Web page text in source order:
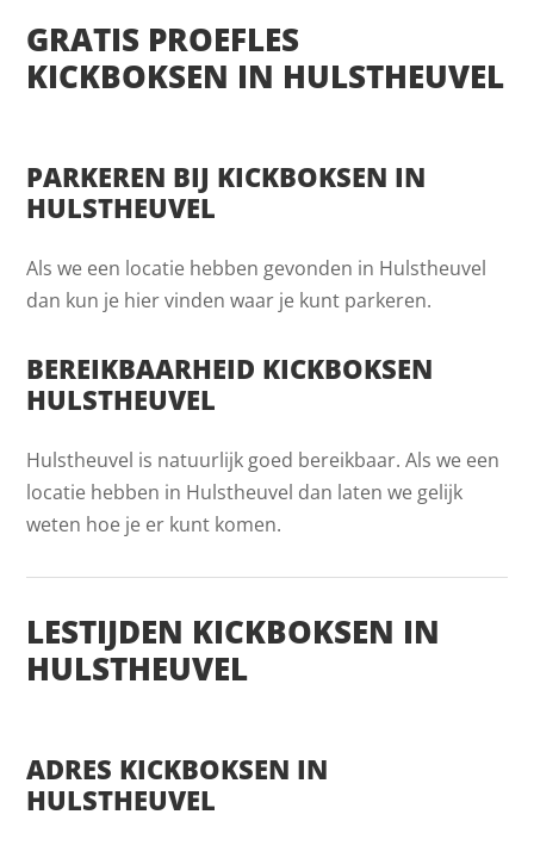
GRATIS PROEFLES
KICKBOKSEN IN HULSTHEUVEL
PARKEREN BIJ KICKBOKSEN IN
HULSTHEUVEL
Als we een locatie hebben gevonden in Hulstheuvel
dan kun je hier vinden waar je kunt parkeren.
BEREIKBAARHEID KICKBOKSEN
HULSTHEUVEL
Hulstheuvel is natuurlijk goed bereikbaar. Als we een
locatie hebben in Hulstheuvel dan laten we gelijk
weten hoe je er kunt komen.
LESTIJDEN KICKBOKSEN IN
HULSTHEUVEL
ADRES KICKBOKSEN IN
HULSTHEUVEL